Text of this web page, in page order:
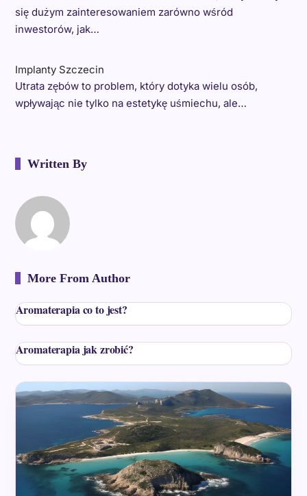
się dużym zainteresowaniem zarówno wśród
inwestorów, jak…
Implanty Szczecin
Utrata zębów to problem, który dotyka wielu osób,
wpływając nie tylko na estetykę uśmiechu, ale…
Written By
More From Author
Aromaterapia co to jest?
Aromaterapia jak zrobić?